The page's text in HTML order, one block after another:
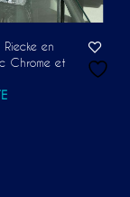
en
Chrome et